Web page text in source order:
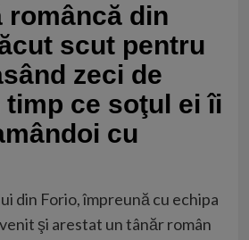
româncă din
scut pentru
zeci de
timp ce soţul ei îi
cu
din Forio, împreună cu echipa
şi arestat un tânăr român